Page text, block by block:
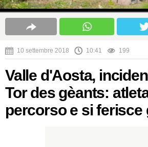
10 settembre 2018 10:41 199
Valle d'Aosta,
Tor des gèants:
percorso e si ferisce